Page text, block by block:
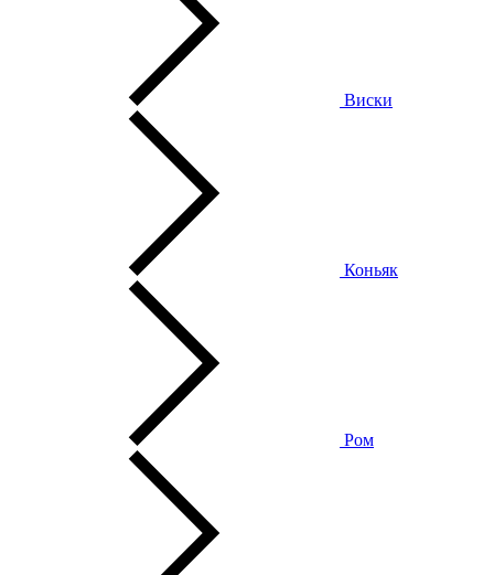
Виски
Коньяк
Ром